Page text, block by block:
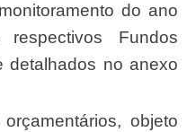
do ano
Fundos
detalhados no anexo